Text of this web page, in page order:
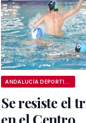
Se resiste el